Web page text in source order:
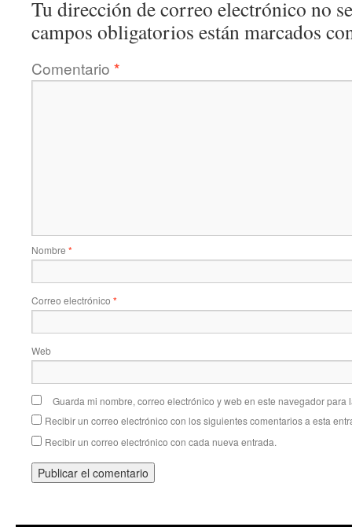
Tu dirección de correo electrónico no
campos obligatorios están marcados
Comentario *
Nombre *
Correo electrónico *
Web
Guarda mi nombre, correo electrónico y web en este navegador para
Recibir un correo electrónico con los siguientes comentarios a esta
Recibir un correo electrónico con cada nueva entrada.